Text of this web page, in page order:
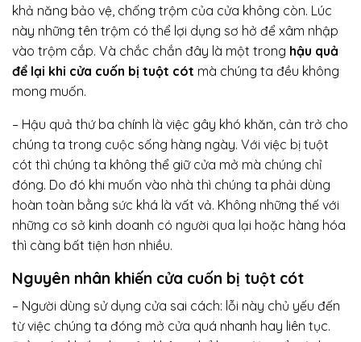
khả năng bảo vệ, chống trộm của cửa không còn. Lúc
này những tên trộm có thể lợi dụng sơ hở để xâm nhập
vào trộm cắp. Và chắc chắn đây là một trong hậu quả
để lại khi cửa cuốn bị tuột cót mà chúng ta đều không
mong muốn.
– Hậu quả thứ ba chính là việc gây khó khăn, cản trở cho
chúng ta trong cuộc sống hàng ngày. Với việc bị tuột
cót thì chúng ta không thể giữ cửa mở mà chúng chỉ
đóng. Do đó khi muốn vào nhà thì chúng ta phải dùng
hoàn toàn bằng sức khá là vất vả. Không những thế với
những cơ sở kinh doanh có người qua lại hoặc hàng hóa
thì càng bất tiện hơn nhiều.
Nguyên nhân khiến cửa cuốn bị tuột cót
– Người dùng sử dụng cửa sai cách: lỗi này chủ yếu đến
từ việc chúng ta đóng mở cửa quá nhanh hay liên tục.